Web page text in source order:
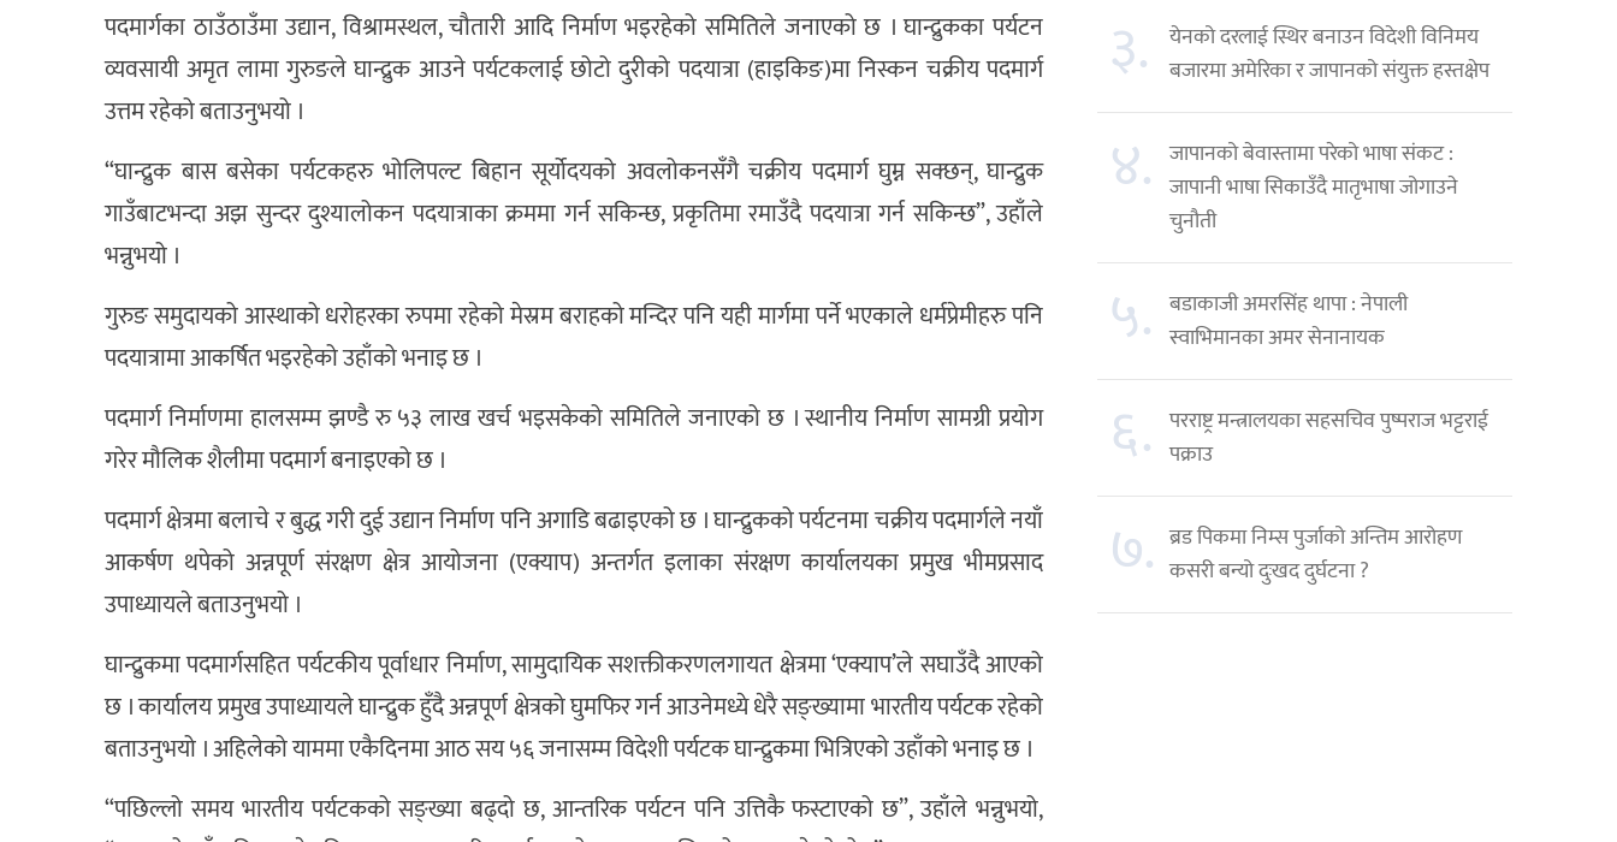
पदमार्गका ठाउँठाउँमा उद्यान, विश्रामस्थल, चौतारी आदि निर्माण भइरहेको समितिले जनाएको छ । घान्द्रुकका पर्यटन
व्यवसायी अमृत लामा गुरुङले घान्द्रुक आउने पर्यटकलाई छोटो दुरीको पदयात्रा (हाइकिङ)मा निस्कन चक्रीय पदमार्ग
उत्तम रहेको बताउनुभयो ।
“घान्द्रुक बास बसेका पर्यटकहरु भोलिपल्ट बिहान सूर्योदयको अवलोकनसँगै चक्रीय पदमार्ग घुम्न सक्छन्, घान्द्रुक
गाउँबाटभन्दा अझ सुन्दर दुश्यालोकन पदयात्राका क्रममा गर्न सकिन्छ, प्रकृतिमा रमाउँदै पदयात्रा गर्न सकिन्छ”, उहाँले
भन्नुभयो ।
गुरुङ समुदायको आस्थाको धरोहरका रुपमा रहेको मेस्रम बराहको मन्दिर पनि यही मार्गमा पर्ने भएकाले धर्मप्रेमीहरु पनि
पदयात्रामा आकर्षित भइरहेको उहाँको भनाइ छ ।
पदमार्ग निर्माणमा हालसम्म झण्डै रु ५३ लाख खर्च भइसकेको समितिले जनाएको छ । स्थानीय निर्माण सामग्री प्रयोग
गरेर मौलिक शैलीमा पदमार्ग बनाइएको छ ।
पदमार्ग क्षेत्रमा बलाचे र बुद्ध गरी दुई उद्यान निर्माण पनि अगाडि बढाइएको छ । घान्द्रुकको पर्यटनमा चक्रीय पदमार्गले नयाँ
आकर्षण थपेको अन्नपूर्ण संरक्षण क्षेत्र आयोजना (एक्याप) अन्तर्गत इलाका संरक्षण कार्यालयका प्रमुख भीमप्रसाद
उपाध्यायले बताउनुभयो ।
घान्द्रुकमा पदमार्गसहित पर्यटकीय पूर्वाधार निर्माण, सामुदायिक सशक्तीकरणलगायत क्षेत्रमा ‘एक्याप’ले सघाउँदै आएको
छ । कार्यालय प्रमुख उपाध्यायले घान्द्रुक हुँदै अन्नपूर्ण क्षेत्रको घुमफिर गर्न आउनेमध्ये धेरै सङ्ख्यामा भारतीय पर्यटक रहेको
बताउनुभयो । अहिलेको याममा एकैदिनमा आठ सय ५६ जनासम्म विदेशी पर्यटक घान्द्रुकमा भित्रिएको उहाँको भनाइ छ ।
“पछिल्लो समय भारतीय पर्यटकको सङ्ख्या बढ्दो छ, आन्तरिक पर्यटन पनि उत्तिकै फस्टाएको छ”, उहाँले भन्नुभयो,
३.
येनको दरलाई स्थिर बनाउन विदेशी विनिमय
बजारमा अमेरिका र जापानको संयुक्त हस्तक्षेप
४. जापानको बेवास्तामा परेको भाषा संकट :
जापानी भाषा सिकाउँदै मातृभाषा जोगाउने
चुनौती
५. बडाकाजी अमरसिंह थापा : नेपाली
स्वाभिमानका अमर सेनानायक
६. परराष्ट्र मन्त्रालयका सहसचिव पुष्पराज भट्टराई
पक्राउ
७. ब्रड पिकमा निम्स पुर्जाको अन्तिम आरोहण
कसरी बन्यो दुःखद दुर्घटना ?